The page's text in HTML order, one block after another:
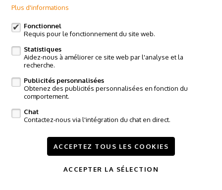
Edingsesteenweg 364, 9400 Ninove
Claes & Willems - Sint-Pieters-Leeuw
Postweg 119, Vlezenbeek
Suivez-nous sur:
A louer Projets Référence
Contact
Plus d'informations
Fonctionnel
Requis pour le fonctionnement du site web.
Statistiques
Aidez-nous à améliorer ce site web par l'analyse et la
recherche.
Publicités personnalisées
Obtenez des publicités personnalisées en fonction du
comportement.
Chat
Contactez-nous via l'intégration du chat en direct.
ACCEPTEZ TOUS LES COOKIES
ACCEPTER LA SÉLECTION